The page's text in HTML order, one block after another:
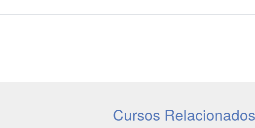
Cursos Relacionados